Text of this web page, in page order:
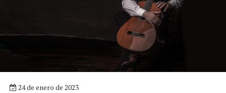
24 de enero de 2023